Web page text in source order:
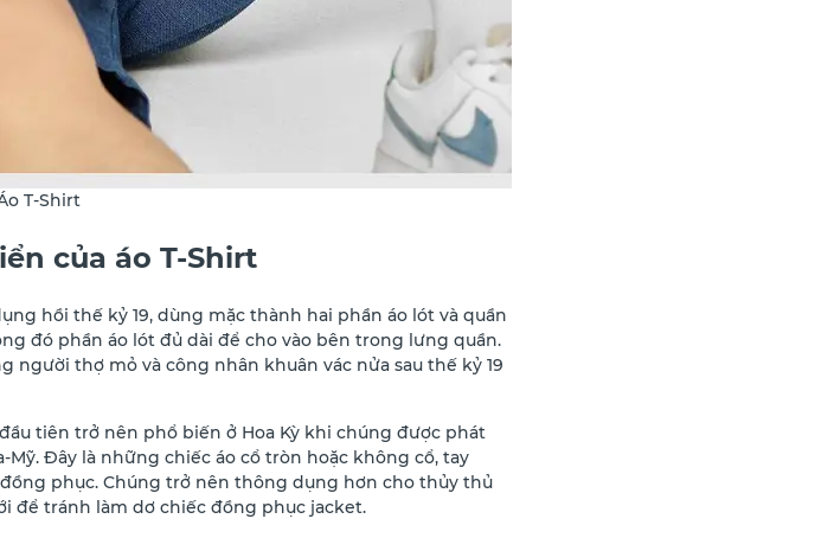
T-Shirt
của áo T-Shirt
hồi thế kỷ 19, dùng mặc thành hai phần áo lót và quần
đó phần áo lót đủ dài để cho vào bên trong lưng quần.
thợ mỏ và công nhân khuân vác nửa sau thế kỷ 19
tiên trở nên phổ biến ở Hoa Kỳ khi chúng được phát
Mỹ. Đây là những chiếc áo cổ tròn hoặc không cổ, tay
phục. Chúng trở nên thông dụng hơn cho thủy thủ
để tránh làm dơ chiếc đồng phục jacket.